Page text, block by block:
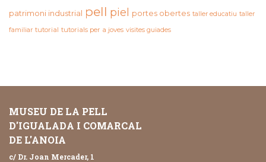
patrimoni industrial pell piel portes obertes taller educatiu taller
familiar tutorial tutorials per a joves visites guiades
MUSEU DE LA PELL
D'IGUALADA I COMARCAL
DE L'ANOIA
c/ Dr. Joan Mercader, 1